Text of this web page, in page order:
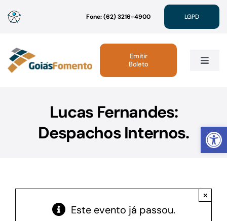
Abrir
para
conteúdo
Fone: (62) 3216-4900 LGPD
Toggle
Linhas de Crédito
Emitir
Boleto
Lucas Fernandes:
Despachos Internos.
Este evento já passou.
×